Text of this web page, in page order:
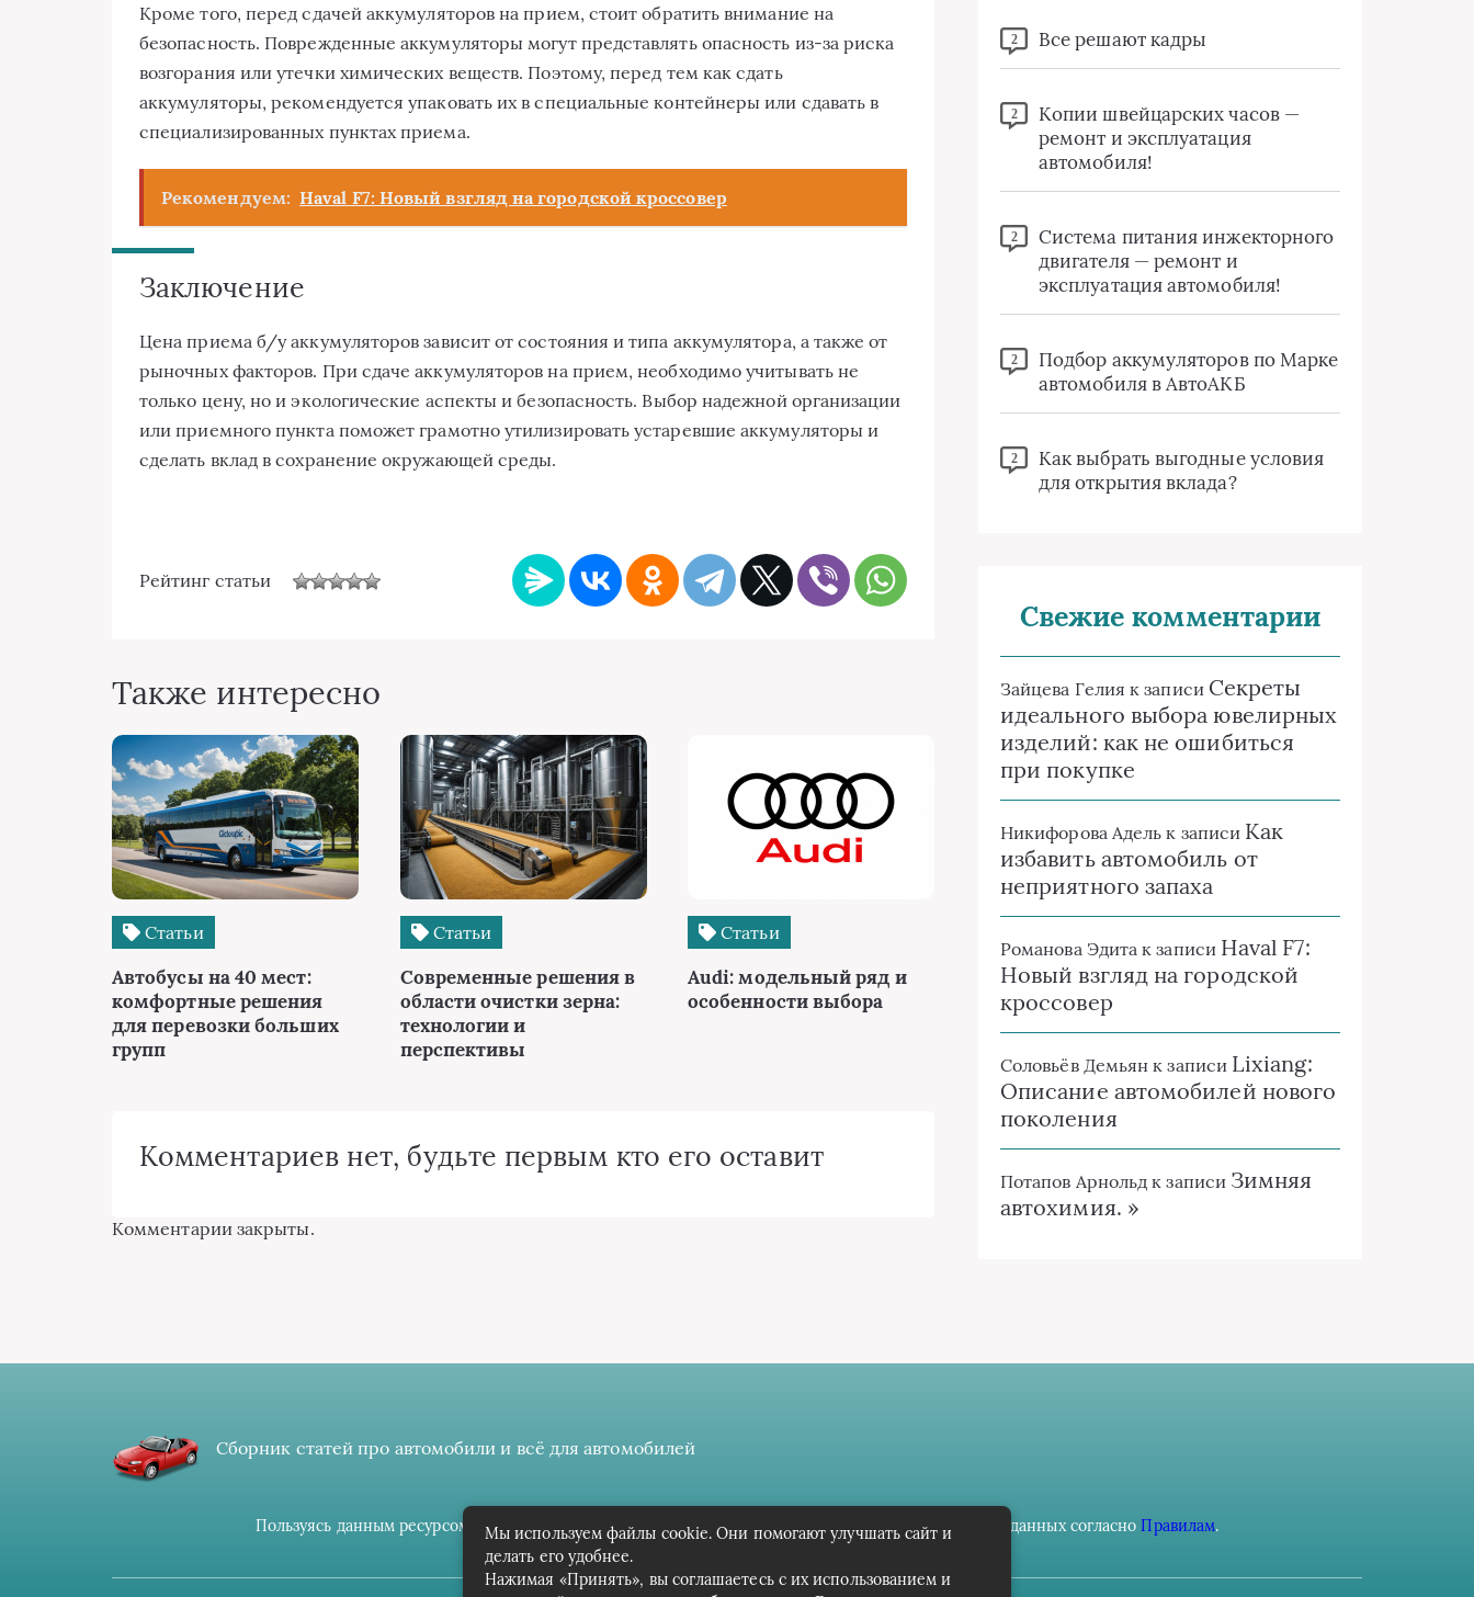
Кроме того, перед сдачей аккумуляторов на прием, стоит обратить внимание на
безопасность. Поврежденные аккумуляторы могут представлять опасность из-за риска
возгорания или утечки химических веществ. Поэтому, перед тем как сдать
аккумуляторы, рекомендуется упаковать их в специальные контейнеры или сдавать в
специализированных пунктах приема.
Рекомендуем: Haval F7: Новый взгляд на городской кроссовер
Заключение
Цена приема б/у аккумуляторов зависит от состояния и типа аккумулятора, а также от
рыночных факторов. При сдаче аккумуляторов на прием, необходимо учитывать не
только цену, но и экологические аспекты и безопасность. Выбор надежной организации
или приемного пункта поможет грамотно утилизировать устаревшие аккумуляторы и
сделать вклад в сохранение окружающей среды.
Рейтинг статьи
Также интересно
Статьи
Автобусы на 40 мест:
комфортные решения
для перевозки больших
групп
Статьи
Современные решения в
области очистки зерна:
технологии и
перспективы
Статьи
Audi: модельный ряд и
особенности выбора
Комментариев нет, будьте первым кто его оставит
Комментарии закрыты.
2 Все решают кадры
2
Копии швейцарских часов —
ремонт и эксплуатация
автомобиля!
2
Система питания инжекторного
двигателя — ремонт и
эксплуатация автомобиля!
2
Подбор аккумуляторов по Марке
автомобиля в АвтоАКБ
2
Как выбрать выгодные условия
для открытия вклада?
Свежие комментарии
Зайцева Гелия к записи Секреты
идеального выбора ювелирных
изделий: как не ошибиться
при покупке
Никифорова Адель к записи Как
избавить автомобиль от
неприятного запаха
Романова Эдита к записи Haval F7:
Новый взгляд на городской
кроссовер
Соловьёв Демьян к записи Lixiang:
Описание автомобилей нового
поколения
Потапов Арнольд к записи Зимняя
автохимия. »
Сборник статей про автомобили и всё для автомобилей
Пользуясь данным ресурсом вы даёте разрешение на сбор, анализ и хранение своих персональных данных согласно Правилам.
Вся информация предоставлена в ознакомительных целях.
Мы используем файлы cookie. Они помогают улучшать сайт и
делать его удобнее.
Нажимая «Принять», вы соглашаетесь с их использованием и